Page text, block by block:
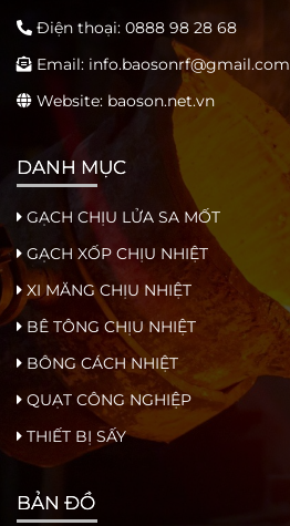
Điện thoại: 0888 98 28 68
Email: info.baosonrf@gmail.com
Website: baoson.net.vn
DANH MỤC
GẠCH CHỊU LỬA SA MỐT
GẠCH XỐP CHỊU NHIỆT
XI MĂNG CHỊU NHIỆT
BÊ TÔNG CHỊU NHIỆT
BÔNG CÁCH NHIỆT
QUẠT CÔNG NGHIỆP
THIẾT BỊ SẤY
BẢN ĐỒ